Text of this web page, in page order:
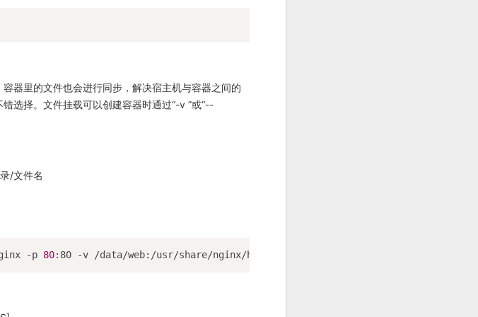
器里的文件也会进行同步，解决宿主机与容器之间的
选择。文件挂载可以创建容器时通过“-v ”或“--
/文件名
-p 80